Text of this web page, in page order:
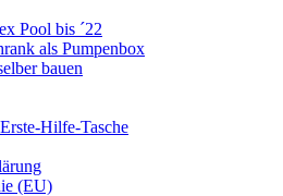
Pool bis ´22
als Pumpenbox
bauen
Hilfe-Tasche
(EU)